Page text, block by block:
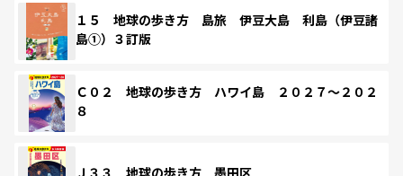
１５ 地球の歩き方 島旅 伊豆大島 利島（伊豆諸
島①）３訂版
Ｃ０２ 地球の歩き方 ハワイ島 ２０２７～２０２
８